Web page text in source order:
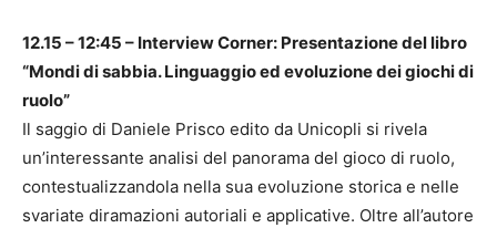
12.15 – 12:45 – Interview Corner: Presentazione del libro
“Mondi di sabbia. Linguaggio ed evoluzione dei giochi di
ruolo”
Il saggio di Daniele Prisco edito da Unicopli si rivela
un’interessante analisi del panorama del gioco di ruolo,
contestualizzandola nella sua evoluzione storica e nelle
svariate diramazioni autoriali e applicative. Oltre all’autore